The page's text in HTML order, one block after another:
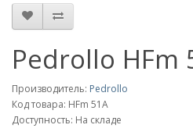
Pedrollo HFm
Производитель: Pedrollo
Код товара: HFm 51A
Доступность: На складе